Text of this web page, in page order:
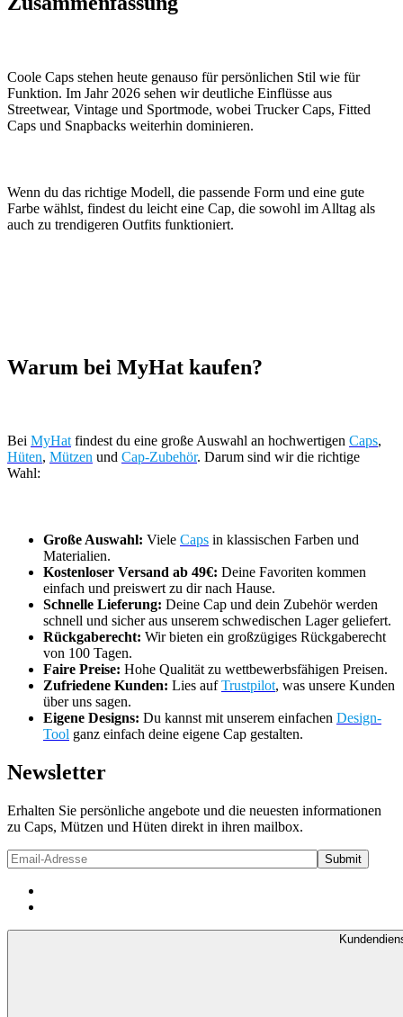
Coole Caps stehen heute genauso für persönlichen Stil wie für
Funktion. Im Jahr 2026 sehen wir deutliche Einflüsse aus
Streetwear, Vintage und Sportmode, wobei Trucker Caps, Fitted
Caps und Snapbacks weiterhin dominieren.
Wenn du das richtige Modell, die passende Form und eine gute
Farbe wählst, findest du leicht eine Cap, die sowohl im Alltag als
auch zu trendigeren Outfits funktioniert.
Warum bei MyHat kaufen?
Bei MyHatfindest du eine große Auswahl an hochwertigen Caps,
Hüten, Mützen und Cap-Zubehör. Darum sind wir die richtige
Wahl:
Große Auswahl: Viele Caps in klassischen Farben und
Materialien.
Kostenloser Versand ab 49€: Deine Favoriten kommen
einfach und preiswert zu dir nach Hause.
Schnelle Lieferung: Deine Cap und dein Zubehör werden
schnell und sicher aus unserem schwedischen Lager geliefert.
Rückgaberecht: Wir bieten ein großzügiges Rückgaberecht
von 100 Tagen.
Faire Preise: Hohe Qualität zu wettbewerbsfähigen Preisen.
Zufriedene Kunden: Lies aufTrustpilot, was unsere Kunden
über uns sagen.
Eigene Designs: Du kannst mit unserem einfachen Design-
Tool ganz einfach deine eigene Cap gestalten.
Newsletter
Erhalten Sie persönliche angebote und die neuesten informationen
zu Caps, Mützen und Hüten direkt in ihren mailbox.